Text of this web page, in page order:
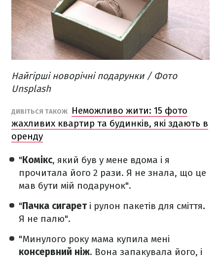
Найгірші новорічні подарунки / Фото
Unsplash
ДИВІТЬСЯ ТАКОЖ
Неможливо жити: 15 фото
жахливих квартир та будинків, які здають в
оренду
"Комікс, який був у мене вдома і я
прочитала його 2 рази. Я не знала, що це
мав бути мій подарунок".
"Пачка сигарет і рулон пакетів для сміття.
Я не палю".
"Минулого року мама купила мені
консервний ніж. Вона запакувала його, і